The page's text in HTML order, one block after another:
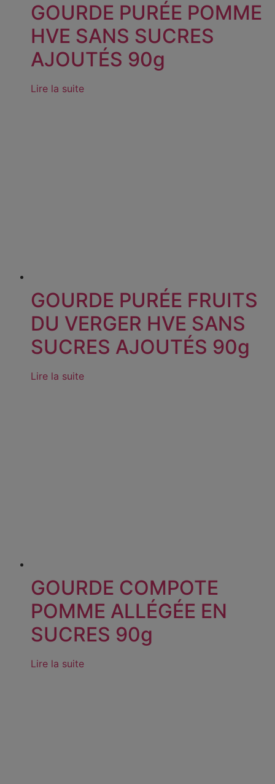
GOURDE PURÉE POMME
HVE SANS SUCRES
AJOUTÉS 90g
Lire la suite
GOURDE PURÉE FRUITS
DU VERGER HVE SANS
SUCRES AJOUTÉS 90g
Lire la suite
GOURDE COMPOTE
POMME ALLÉGÉE EN
SUCRES 90g
Lire la suite